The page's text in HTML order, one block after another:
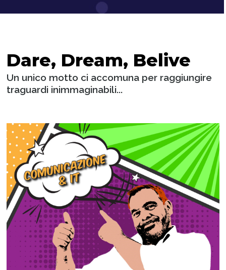
Dare, Dream, Belive
Un unico motto ci accomuna per raggiungire
traguardi inimmaginabili...